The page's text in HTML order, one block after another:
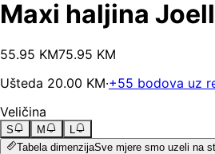
Maxi haljina
55.95 KM75.95 KM
Ušteda 20.00 KM·+55 bodova uz
Veličina
S M
L
Tabela dimenzijaSve mjere smo uzeli na